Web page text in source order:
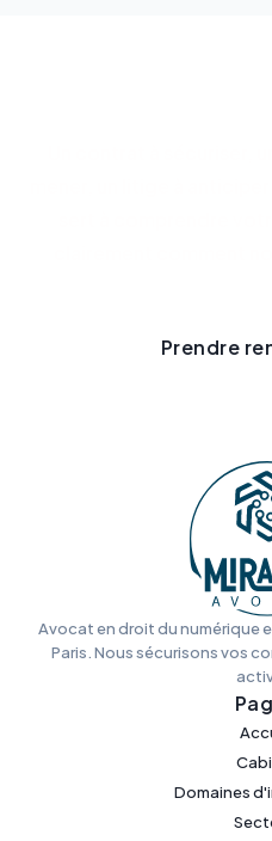
Prendre
Avocat en droit du numérique
Paris. Nous sécurisons vos
Domaines